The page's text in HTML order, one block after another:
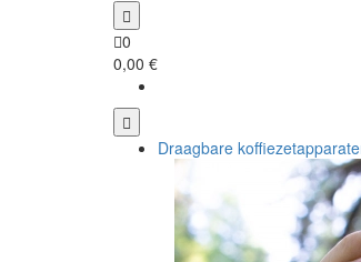
0
0,00 €
Draagbare